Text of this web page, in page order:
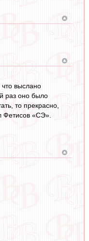
выслано
раз оно было
то прекрасно,
Фетисов «СЭ».